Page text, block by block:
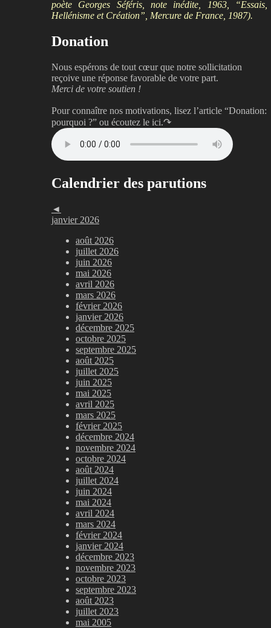
poète Georges Séféris, note inédite, 1963, “Essais,
Hellénisme et Création”, Mercure de France, 1987).
Donation
Nous espérons de tout cœur que notre sollicitation
reçoive une réponse favorable de votre part.
Merci de votre soutien !
Pour connaître nos motivations, lisez l’article “Donation:
pourquoi ?” ou écoutez le ici.↷
Calendrier des parutions
◄
janvier 2026
août 2026
juillet 2026
juin 2026
mai 2026
avril 2026
mars 2026
février 2026
janvier 2026
décembre 2025
octobre 2025
septembre 2025
août 2025
juillet 2025
juin 2025
mai 2025
avril 2025
mars 2025
février 2025
décembre 2024
novembre 2024
octobre 2024
août 2024
juillet 2024
juin 2024
mai 2024
avril 2024
mars 2024
février 2024
janvier 2024
décembre 2023
novembre 2023
octobre 2023
septembre 2023
août 2023
juillet 2023
mai 2005